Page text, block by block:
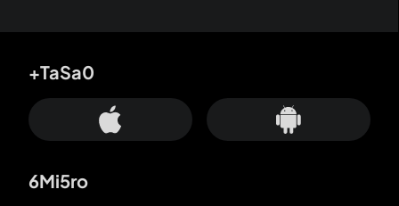
+TaSa0
6Mi5ro